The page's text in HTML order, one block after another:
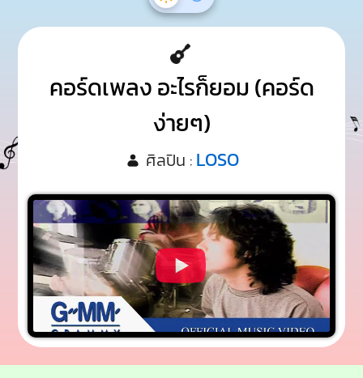
คอร์ดเพลง อะไรก็ยอม (คอร์ด
ง่ายๆ)
ศิลปิน : LOSO